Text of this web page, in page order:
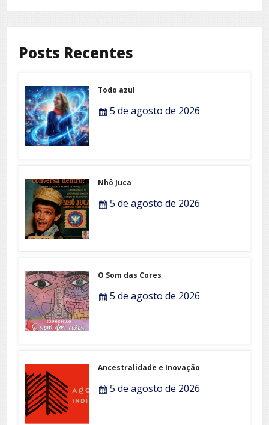
Posts Recentes
Todo azul
5 de agosto de 2026
Nhô Juca
5 de agosto de 2026
O Som das Cores
5 de agosto de 2026
Ancestralidade e Inovação
5 de agosto de 2026